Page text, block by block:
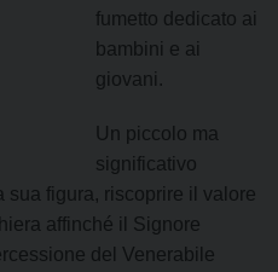
fumetto dedicato ai
bambini e ai
giovani.
Un piccolo ma
significativo
sua figura, riscoprire il valore
affinché il Signore
del Venerabile